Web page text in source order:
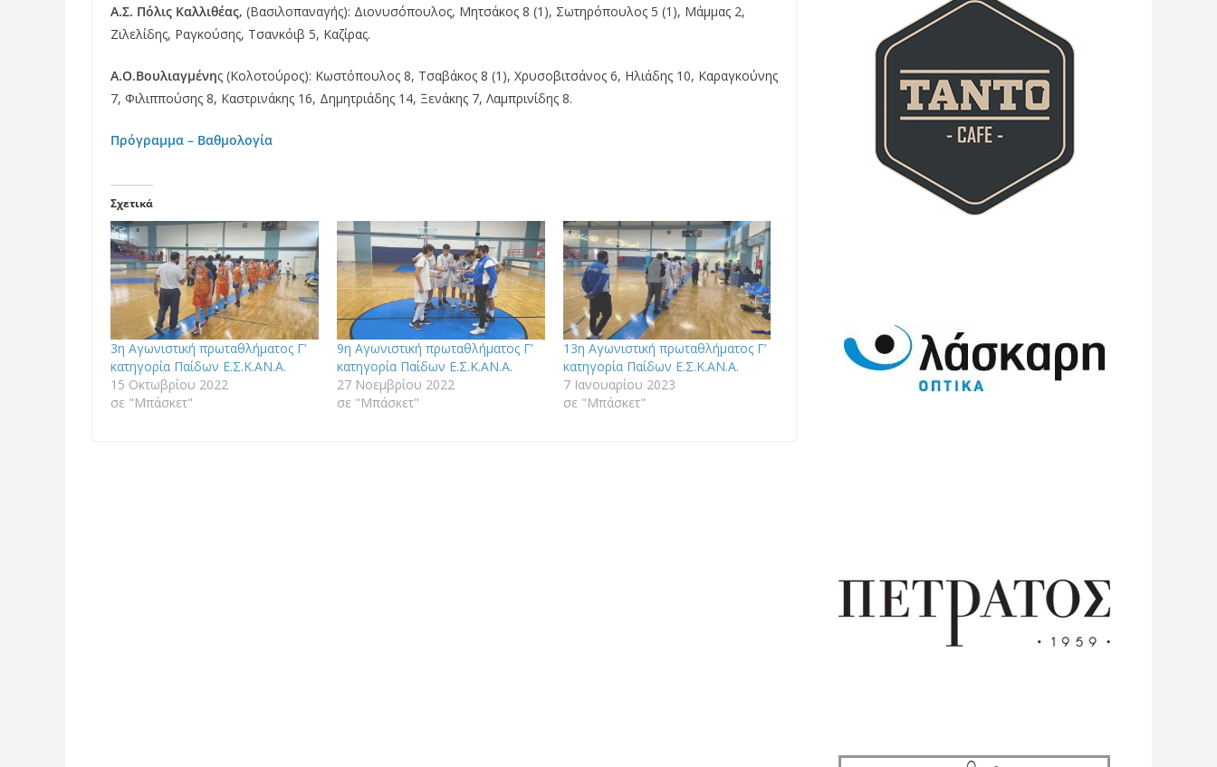
Α.Σ. Πόλις Καλλιθέας, (Βασιλοπαναγής): Διονυσόπουλος, Μητσάκος 8 (1), Σωτηρόπουλος 5 (1), Μάμμας 2,
Ζιλελίδης, Ραγκούσης, Τσανκόιβ 5, Καζίρας.
Α.Ο.Βουλιαγμένης (Κολοτούρος): Κωστόπουλος 8, Τσαβάκος 8 (1), Χρυσοβιτσάνος 6, Ηλιάδης 10, Καραγκούνης
7, Φιλιππούσης 8, Καστρινάκης 16, Δημητριάδης 14, Ξενάκης 7, Λαμπρινίδης 8.
Πρόγραμμα – Βαθμολογία
Σχετικά
3η Αγωνιστική πρωταθλήματος Γ’
κατηγορία Παίδων Ε.Σ.Κ.ΑΝ.Α.
15 Οκτωβρίου 2022
σε "Μπάσκετ"
9η Αγωνιστική πρωταθλήματος Γ’
κατηγορία Παίδων Ε.Σ.Κ.ΑΝ.Α.
27 Νοεμβρίου 2022
σε "Μπάσκετ"
13η Αγωνιστική πρωταθλήματος Γ’
κατηγορία Παίδων Ε.Σ.Κ.ΑΝ.Α.
7 Ιανουαρίου 2023
σε "Μπάσκετ"